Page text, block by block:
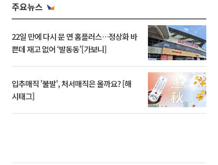
주요뉴스
22일 만에 다시 문 연 홈플러스…정상화 바
쁜데 재고 없어 ‘발동동’[가보니]
입추매직 '불발', 처서매직은 올까요? [해
시태그]